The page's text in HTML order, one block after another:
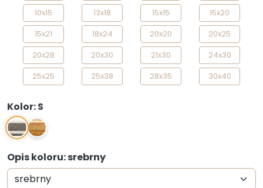
10x15
13x18 15x15
15x20
15x21
18x24 20x20
20x25
20x28
20x30 21x30
24x30
25x25
25x38 28x35
30x40
Kolor: S
S Z
Opis koloru: srebrny